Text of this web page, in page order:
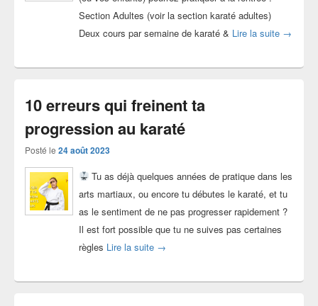
Section Adultes (voir la section karaté adultes)
Deux cours par semaine de karaté & Lire la suite →
10 erreurs qui freinent ta
progression au karaté
Posté le 24 août 2023
Tu as déjà quelques années de pratique dans les
arts martiaux, ou encore tu débutes le karaté, et tu
as le sentiment de ne pas progresser rapidement ?
Il est fort possible que tu ne suives pas certaines
règles Lire la suite 10 erreurs qui freinent ta progression
→